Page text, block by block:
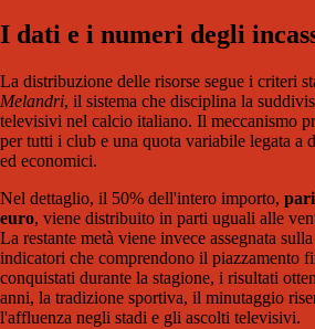
I dati e i numeri degli
La distribuzione delle risorse segue i criteri
Melandri, il sistema che disciplina la
televisivi nel calcio italiano. Il meccanismo
per tutti i club e una quota variabile legata a
ed economici.
Nel dettaglio, il 50% dell'intero importo,
euro, viene distribuito in parti uguali alle
La restante metà viene invece assegnata
indicatori che comprendono il piazzamento
conquistati durante la stagione, i risultati
anni, la tradizione sportiva, il minutaggio
l'affluenza negli stadi e gli ascolti televisivi.